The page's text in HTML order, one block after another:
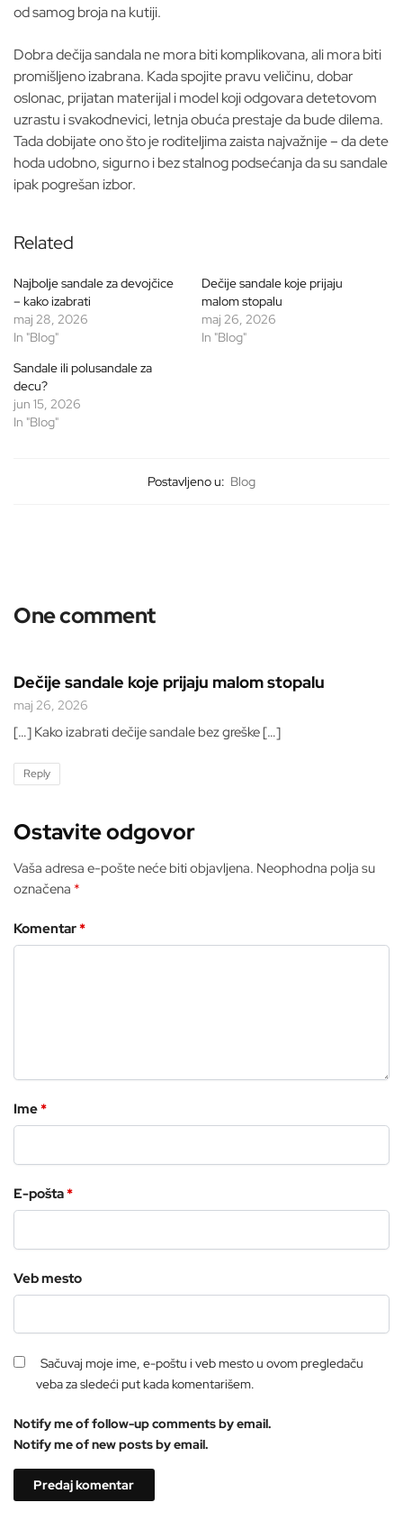
od samog broja na kutiji.
Dobra dečija sandala ne mora biti komplikovana, ali mora biti
promišljeno izabrana. Kada spojite pravu veličinu, dobar
oslonac, prijatan materijal i model koji odgovara detetovom
uzrastu i svakodnevici, letnja obuća prestaje da bude dilema.
Tada dobijate ono što je roditeljima zaista najvažnije – da dete
hoda udobno, sigurno i bez stalnog podsećanja da su sandale
ipak pogrešan izbor.
Related
Najbolje sandale za devojčice
– kako izabrati
maj 28, 2026
In "Blog"
Dečije sandale koje prijaju
malom stopalu
maj 26, 2026
In "Blog"
Sandale ili polusandale za
decu?
jun 15, 2026
In "Blog"
Postavljeno u: Blog
One comment
Dečije sandale koje prijaju malom stopalu
maj 26, 2026
[…] Kako izabrati dečije sandale bez greške […]
Reply
Ostavite odgovor
Vaša adresa e-pošte neće biti objavljena. Neophodna polja su
označena *
Komentar*
Ime*
E-pošta*
Veb mesto
Sačuvaj moje ime, e-poštu i veb mesto u ovom pregledaču
veba za sledeći put kada komentarišem.
Notify me of follow-up comments by email.
Notify me of new posts by email.